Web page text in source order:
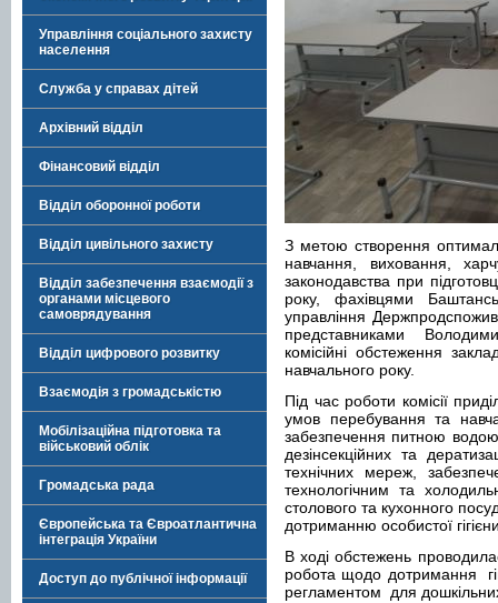
Управління соціального захисту
населення
Служба у справах дітей
Архівний відділ
Фінансовий відділ
Відділ оборонної роботи
Відділ цивільного захисту
Відділ забезпечення взаємодії з
органами місцевого
самоврядування
Відділ цифрового розвитку
Взаємодія з громадськістю
Мобілізаційна підготовка та
військовий облік
Громадська рада
Європейська та Євроатлантична
інтеграція України
Доступ до публічної інформації
З метою створення
навчання, виховання,
законодавства при
року, фахівцями
управління
представниками
комісійні обстеження
навчального року.
Під час роботи комісії
умов перебування та
забезпечення питною
дезінсекційних та
технічних мереж,
технологічним та
столового та кухонного
дотриманню особистої
В ході обстежень
робота щодо дотримання
регламентом для дошкільних